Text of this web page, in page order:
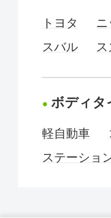
トヨタ ニ
スバル
ボディタ
軽自動車
ステーショ